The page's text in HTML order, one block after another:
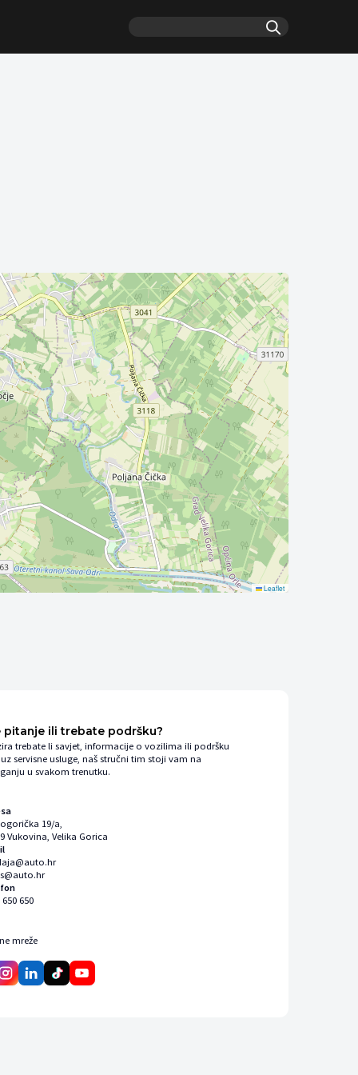
Leaflet
pitanje ili trebate podršku?
trebate li savjet, informacije o vozilima ili podršku
servisne usluge, naš stručni tim stoji vam na
u svakom trenutku.
19/a,
Vukovina, Velika Gorica
650 650
mreže